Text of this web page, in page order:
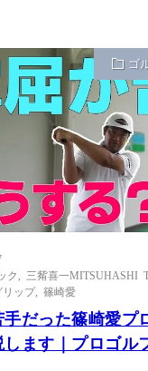
ゴ
ク
三觜喜一MITSUHASHI
リップ, 篠崎愛
だった篠崎愛プ
します｜プロゴル